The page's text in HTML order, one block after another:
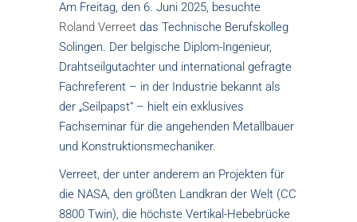
Am Freitag, den 6. Juni 2025, besuchte
Roland Verreet das Technische Berufskolleg
Solingen. Der belgische Diplom-Ingenieur,
Drahtseilgutachter und international gefragte
Fachreferent – in der Industrie bekannt als
der „Seilpapst“ – hielt ein exklusives
Fachseminar für die angehenden Metallbauer
und Konstruktionsmechaniker.
Verreet, der unter anderem an Projekten für
die NASA, den größten Landkran der Welt (CC
8800 Twin), die höchste Vertikal-Hebebrücke